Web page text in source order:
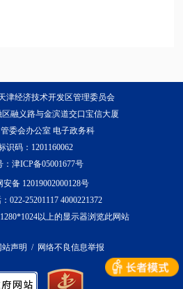
津经济技术开发区管理委员会
融义路与金滨道交口宝信大厦
委会办公室 电子政务科
识码：1201160062
：津ICP备05001677号
安备 12019002000128号
022-25201117 4000221372
以上的显示器浏览此网站
站声明 / 网络不良信息举报